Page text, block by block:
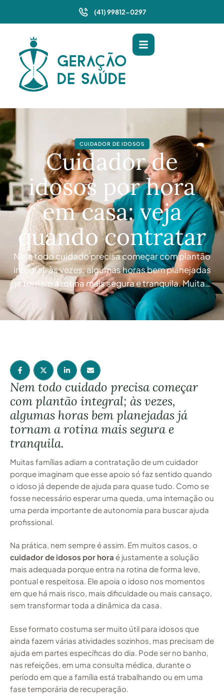
(41) 99812-0297
CUIDADOR DE IDOSOS
Cuidador de
idosos por hora
em casa: veja
quando contratar
Nem todo cuidado precisa começar com plantão
integral; às vezes, algumas horas bem planejadas
já tornam a rotina mais segura e tranquila. Muitas
famílias adiam a contratação de um cuidador
porque imaginam que esse apoio só faz sentido
quando o idoso já depende de ajuda para quase
Nem todo cuidado precisa começar
com plantão integral; às vezes,
algumas horas bem planejadas já
tornam a rotina mais segura e
tranquila.
Muitas famílias adiam a contratação de um cuidador
porque imaginam que esse apoio só faz sentido quando
o idoso já depende de ajuda para quase tudo. Como se
fosse necessário esperar uma queda, uma internação ou
uma perda importante de autonomia para buscar ajuda
profissional.
Na prática, nem sempre é assim. Em muitos casos, o
cuidador de idosos por hora é justamente a solução
mais adequada porque entra na rotina de forma leve,
pontual e respeitosa. Ele apoia o idoso nos momentos
em que há mais risco, mais dificuldade ou mais cansaço,
sem transformar toda a dinâmica da casa.
Esse formato costuma ser muito útil para idosos que
ainda fazem várias atividades sozinhos, mas precisam de
ajuda em partes específicas do dia. Pode ser no banho,
nas refeições, em uma consulta médica, durante o
período em que a família está trabalhando ou em uma
fase temporária de recuperação.